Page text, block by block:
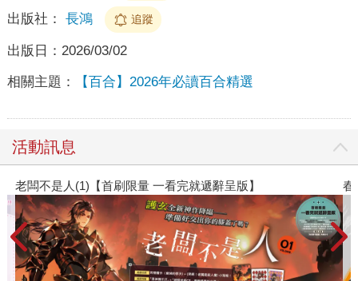
出版社： 長鴻 追蹤
出版日： 2026/03/02
相關主題： 【百合】2026年必讀百合精選
活動訊息
春光ｘ奇幻基地｜全書系展